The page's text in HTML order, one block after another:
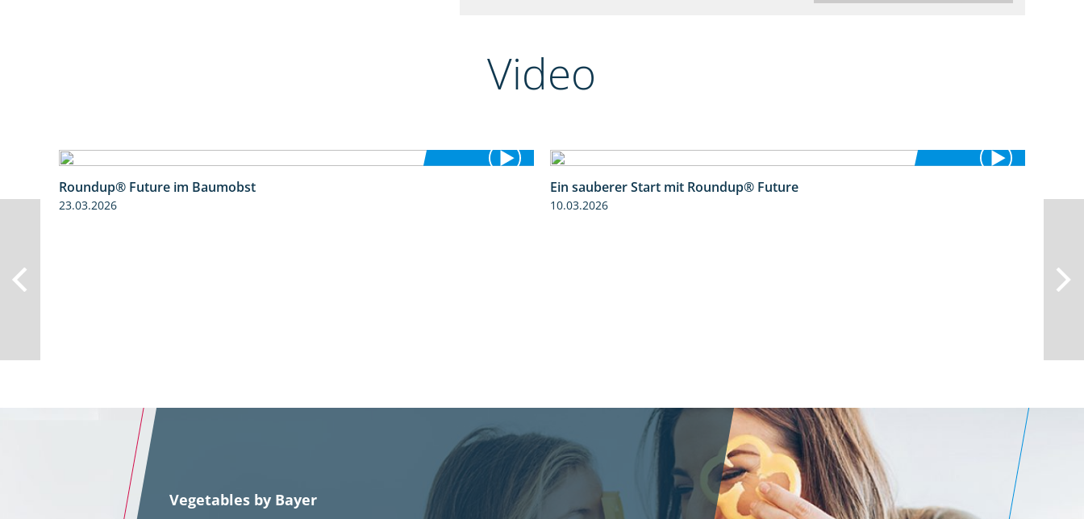
Video
Roundup® Future im Baumobst
23.03.2026
Ein sauberer Start mit Roundup® Future
10.03.2026
Vegetables by Bayer